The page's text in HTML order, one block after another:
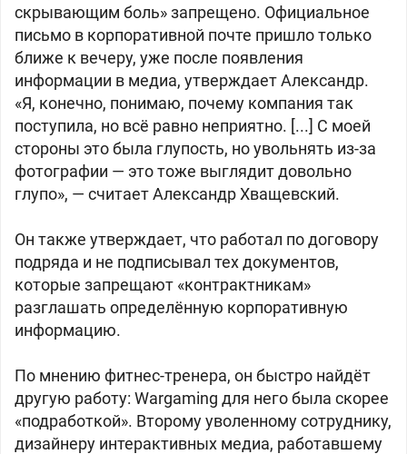
скрывающим боль» запрещено. Официальное
письмо в корпоративной почте пришло только
ближе к вечеру, уже после появления
информации в медиа, утверждает Александр.
«Я, конечно, понимаю, почему компания так
поступила, но всё равно неприятно. [...] С моей
стороны это была глупость, но увольнять из-за
фотографии — это тоже выглядит довольно
глупо», — считает Александр Хващевский.
Он также утверждает, что работал по договору
подряда и не подписывал тех документов,
которые запрещают «контрактникам»
разглашать определённую корпоративную
информацию.
По мнению фитнес-тренера, он быстро найдёт
другую работу: Wargaming для него была скорее
«подработкой». Второму уволенному сотруднику,
дизайнеру интерактивных медиа, работавшему